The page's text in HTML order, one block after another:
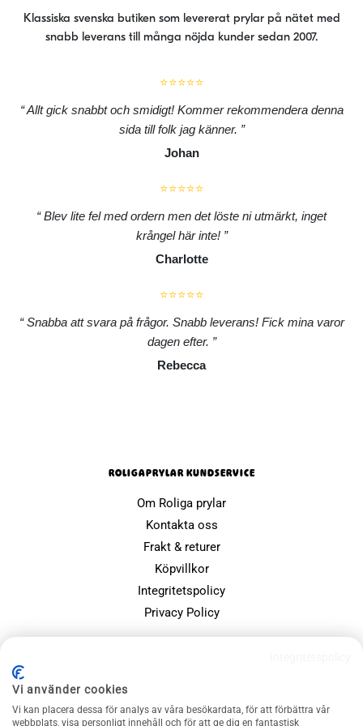
Klassiska svenska butiken som levererat prylar på nätet med
snabb leverans till många nöjda kunder sedan 2007.
⭐⭐⭐⭐⭐
Allt gick snabbt och smidigt! Kommer rekommendera denna
sida till folk jag känner.
Johan
⭐⭐⭐⭐⭐
Blev lite fel med ordern men det löste ni utmärkt, inget
krångel här inte!
Charlotte
⭐⭐⭐⭐⭐
Snabba att svara på frågor. Snabb leverans! Fick mina varor
dagen efter.
Rebecca
ROLIGAPRYLAR KUNDSERVICE
Om Roliga prylar
Kontakta oss
Frakt & returer
Köpvillkor
Integritetspolicy
Privacy Policy
Julklappsspelet
Vi använder cookies
Vi kan placera dessa för analys av våra besökardata, för att förbättra vår
webbplats, visa personligt innehåll och för att ge dig en fantastisk